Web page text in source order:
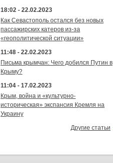
18:02 - 22.02.2023
Как Севастополь остался без новых
пассажирских катеров из-за
«геополитической ситуации»
11:48 - 22.02.2023
Письма крымчан: Чего добился Путин в
Крыму?
11:04 - 17.02.2023
Крым, война и «культурно-
историческая» экспансия Кремля на
Украину
Другие статьи